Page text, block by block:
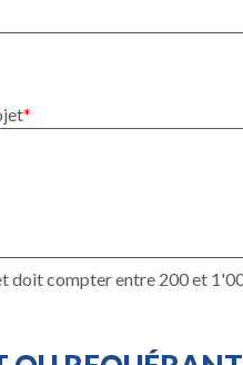
doit compter entre 200 et